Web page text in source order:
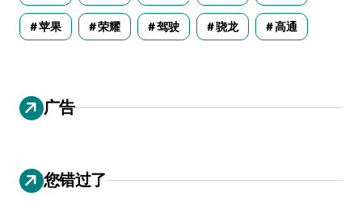
苹果 荣耀 驾驶 骁龙 高通
广告
您错过了